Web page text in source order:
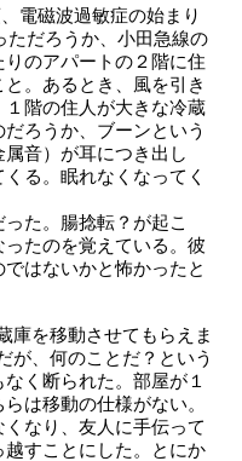
電磁波過敏症の始まり
ただろうか、小田急線の
りのアパートの２階に住
と。あるとき、風を引き
階の住人が大きな冷蔵
ろうか、ブーンという
音）が耳につき出し
る。眠れなくなってく
た。腸捻転？が起こ
ったのを覚えている。彼
はないかと怖かったと
庫を移動させてもらえま
が、何のことだ？という
く断られた。部屋が１
は移動の仕様がない。
くなり、友人に手伝って
越すことにした。とにか